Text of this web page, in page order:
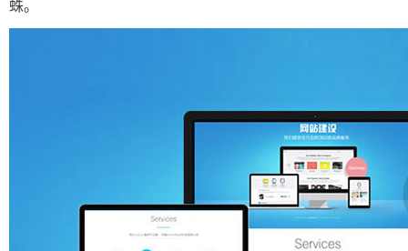
蛛。